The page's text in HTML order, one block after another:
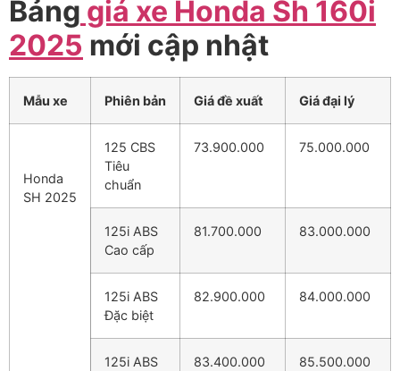
Bảng giá xe Honda Sh 160i
2025 mới cập nhật
Mẫu xe Phiên bản Giá đề xuất Giá đại lý
Honda
SH 2025
125 CBS
Tiêu
chuẩn
73.900.000 75.000.000
125i ABS
Cao cấp
81.700.000 83.000.000
125i ABS
Đặc biệt
82.900.000 84.000.000
125i ABS
83.400.000 85.500.000